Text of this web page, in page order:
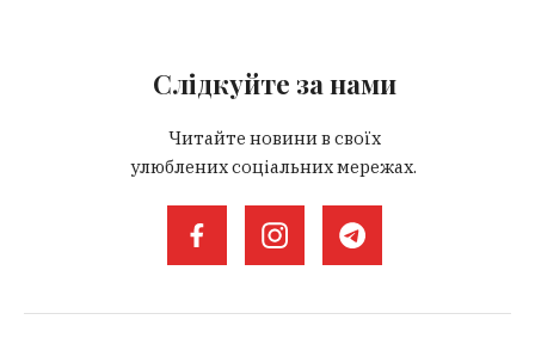
Слідкуйте за нами
Читайте новини в своїх
улюблених соціальних мережах.